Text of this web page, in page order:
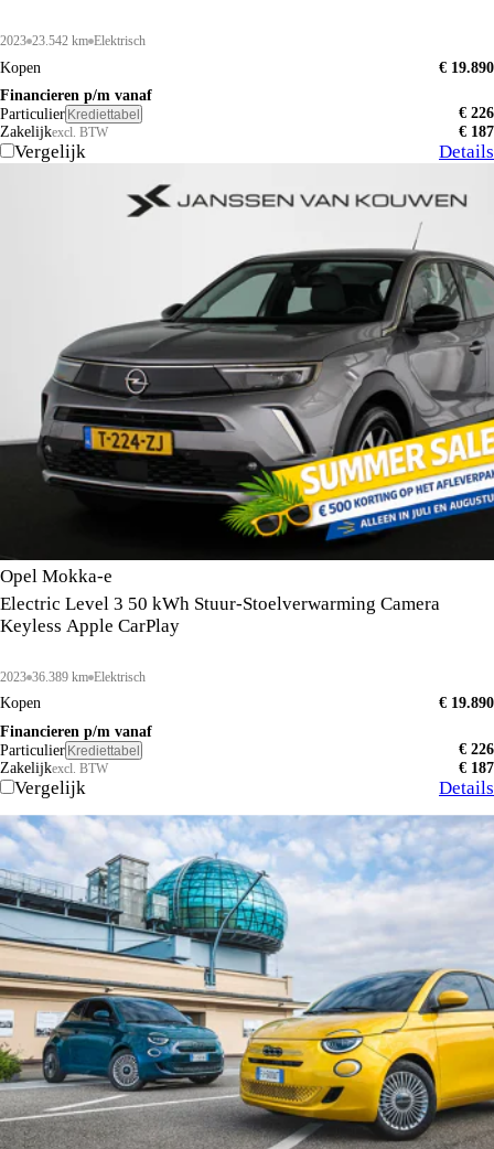
2023 23.542 km Elektrisch
Kopen
€ 19.890
Financieren p/m vanaf
Particulier Krediettabel
€ 226
Zakelijkexcl. BTW € 187
Vergelijk Details
Opel Mokka-e
Electric Level 3 50 kWh Stuur-Stoelverwarming Camera
Keyless Apple CarPlay
2023 36.389 km Elektrisch
Kopen
€ 19.890
Financieren p/m vanaf
Particulier Krediettabel
€ 226
Zakelijkexcl. BTW € 187
Vergelijk Details